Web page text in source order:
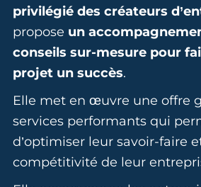
privilégié des créateurs
propose un
conseils sur-mesure pour
projet un succès.
Elle met en œuvre une offre
services performants qui
d’optimiser leur savoir-faire
compétitivité de leur